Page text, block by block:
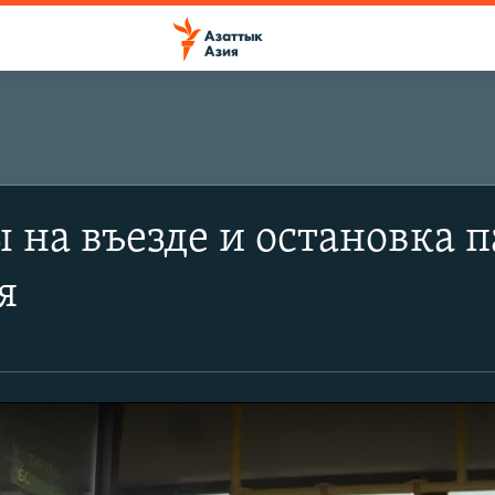
на въезде и остановка